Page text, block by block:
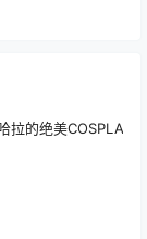
拉的绝美COSPLA